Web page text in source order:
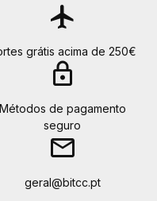
flight
grátis acima de 250€
lock
Métodos de pagamento
seguro
email
geral@bitcc.pt